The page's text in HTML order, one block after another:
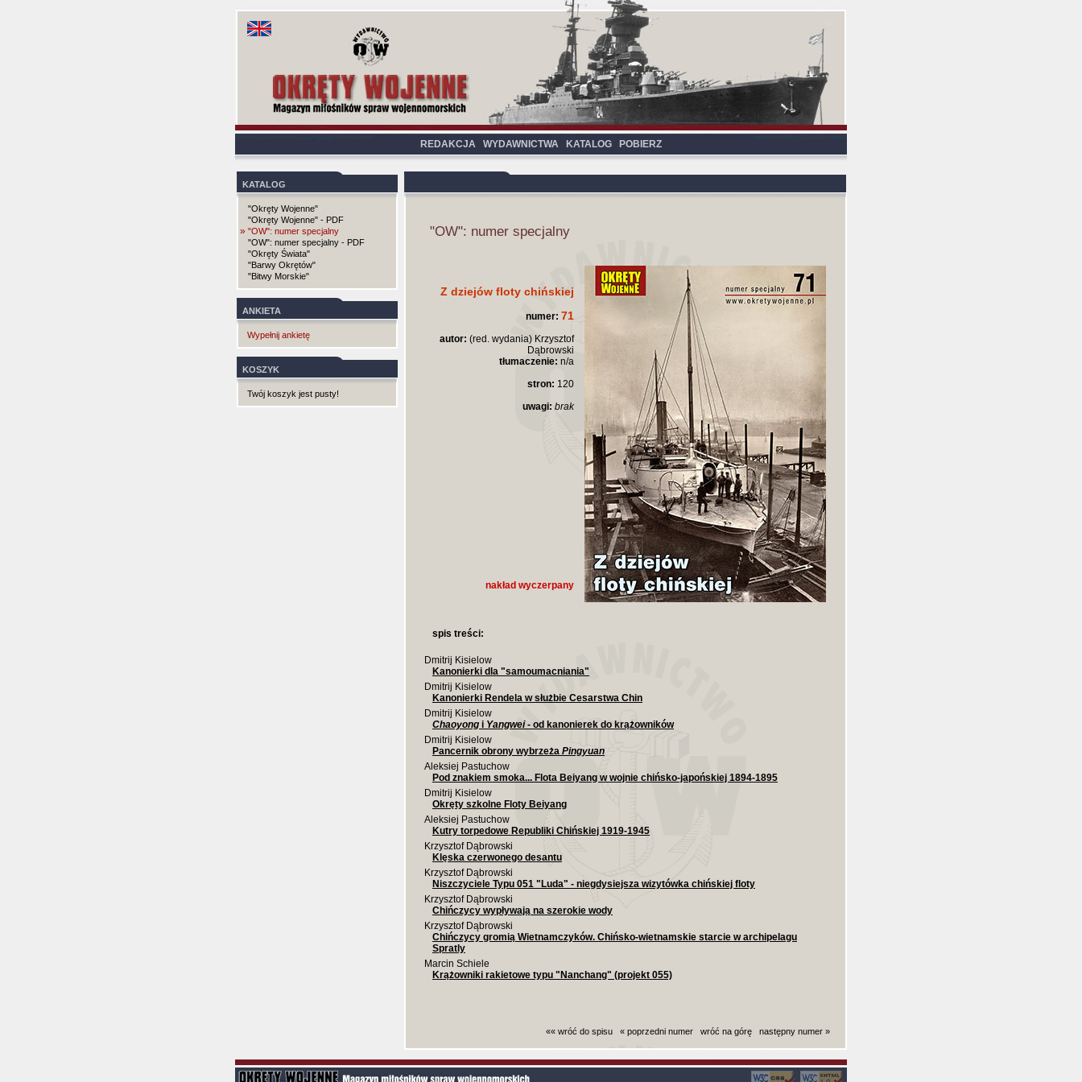
REDAKCJA WYDAWNICTWA KATALOG POBIERZ
KATALOG
"Okręty Wojenne"
"Okręty Wojenne" - PDF
» "OW": numer specjalny
"OW": numer specjalny - PDF
"Okręty Świata"
"Barwy Okrętów"
"Bitwy Morskie"
ANKIETA
Wypełnij ankietę
KOSZYK
Twój koszyk jest pusty!
"OW": numer specjalny
Z dziejów floty chińskiej
numer: 71
autor: (red. wydania) Krzysztof
Dąbrowski
tłumaczenie: n/a
stron: 120
uwagi: brak
nakład wyczerpany
spis treści:
Dmitrij Kisielow
Kanonierki dla "samoumacniania"
Dmitrij Kisielow
Kanonierki Rendela w służbie Cesarstwa Chin
Dmitrij Kisielow
Chaoyong i Yangwei- od kanonierek do krążowników
Dmitrij Kisielow
Pancernik obrony wybrzeża Pingyuan
Aleksiej Pastuchow
Pod znakiem smoka... Flota Beiyang w wojnie chińsko-japońskiej 1894-1895
Dmitrij Kisielow
Okręty szkolne Floty Beiyang
Aleksiej Pastuchow
Kutry torpedowe Republiki Chińskiej 1919-1945
Krzysztof Dąbrowski
Klęska czerwonego desantu
Krzysztof Dąbrowski
Niszczyciele Typu 051 "Luda" - niegdysiejsza wizytówka chińskiej floty
Krzysztof Dąbrowski
Chińczycy wypływają na szerokie wody
Krzysztof Dąbrowski
Chińczycy gromią Wietnamczyków. Chińsko-wietnamskie starcie w archipelagu
Spratly
Marcin Schiele
Krążowniki rakietowe typu "Nanchang" (projekt 055)
«« wróć do spisu « poprzedni numer wróć na górę następny numer »